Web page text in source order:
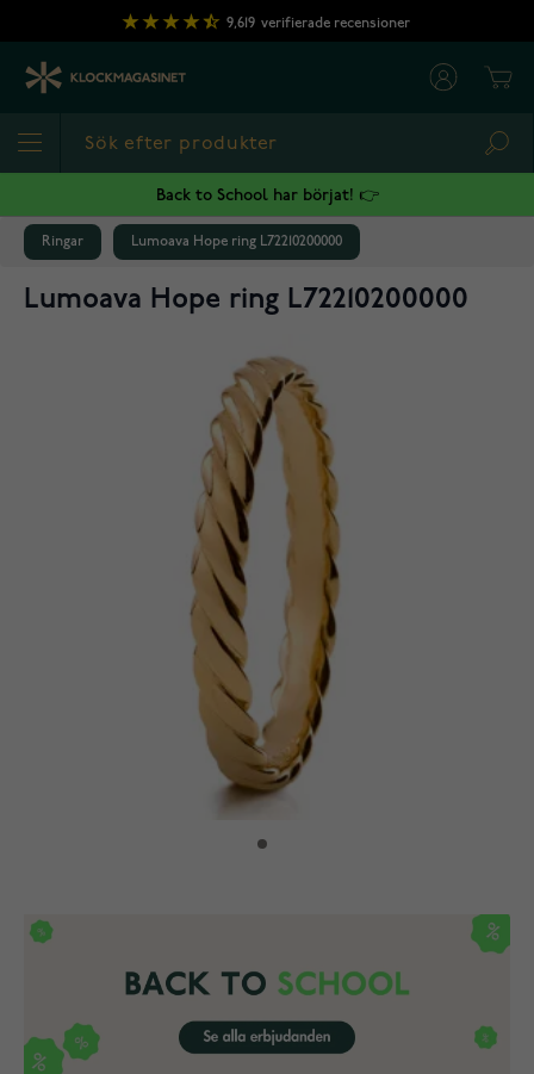
Hoppa till innehållet
9,619 verifierade recensioner
Back to School har börjat! 👉
Ringar Lumoava Hope ring L72210200000
Lumoava Hope ring L72210200000